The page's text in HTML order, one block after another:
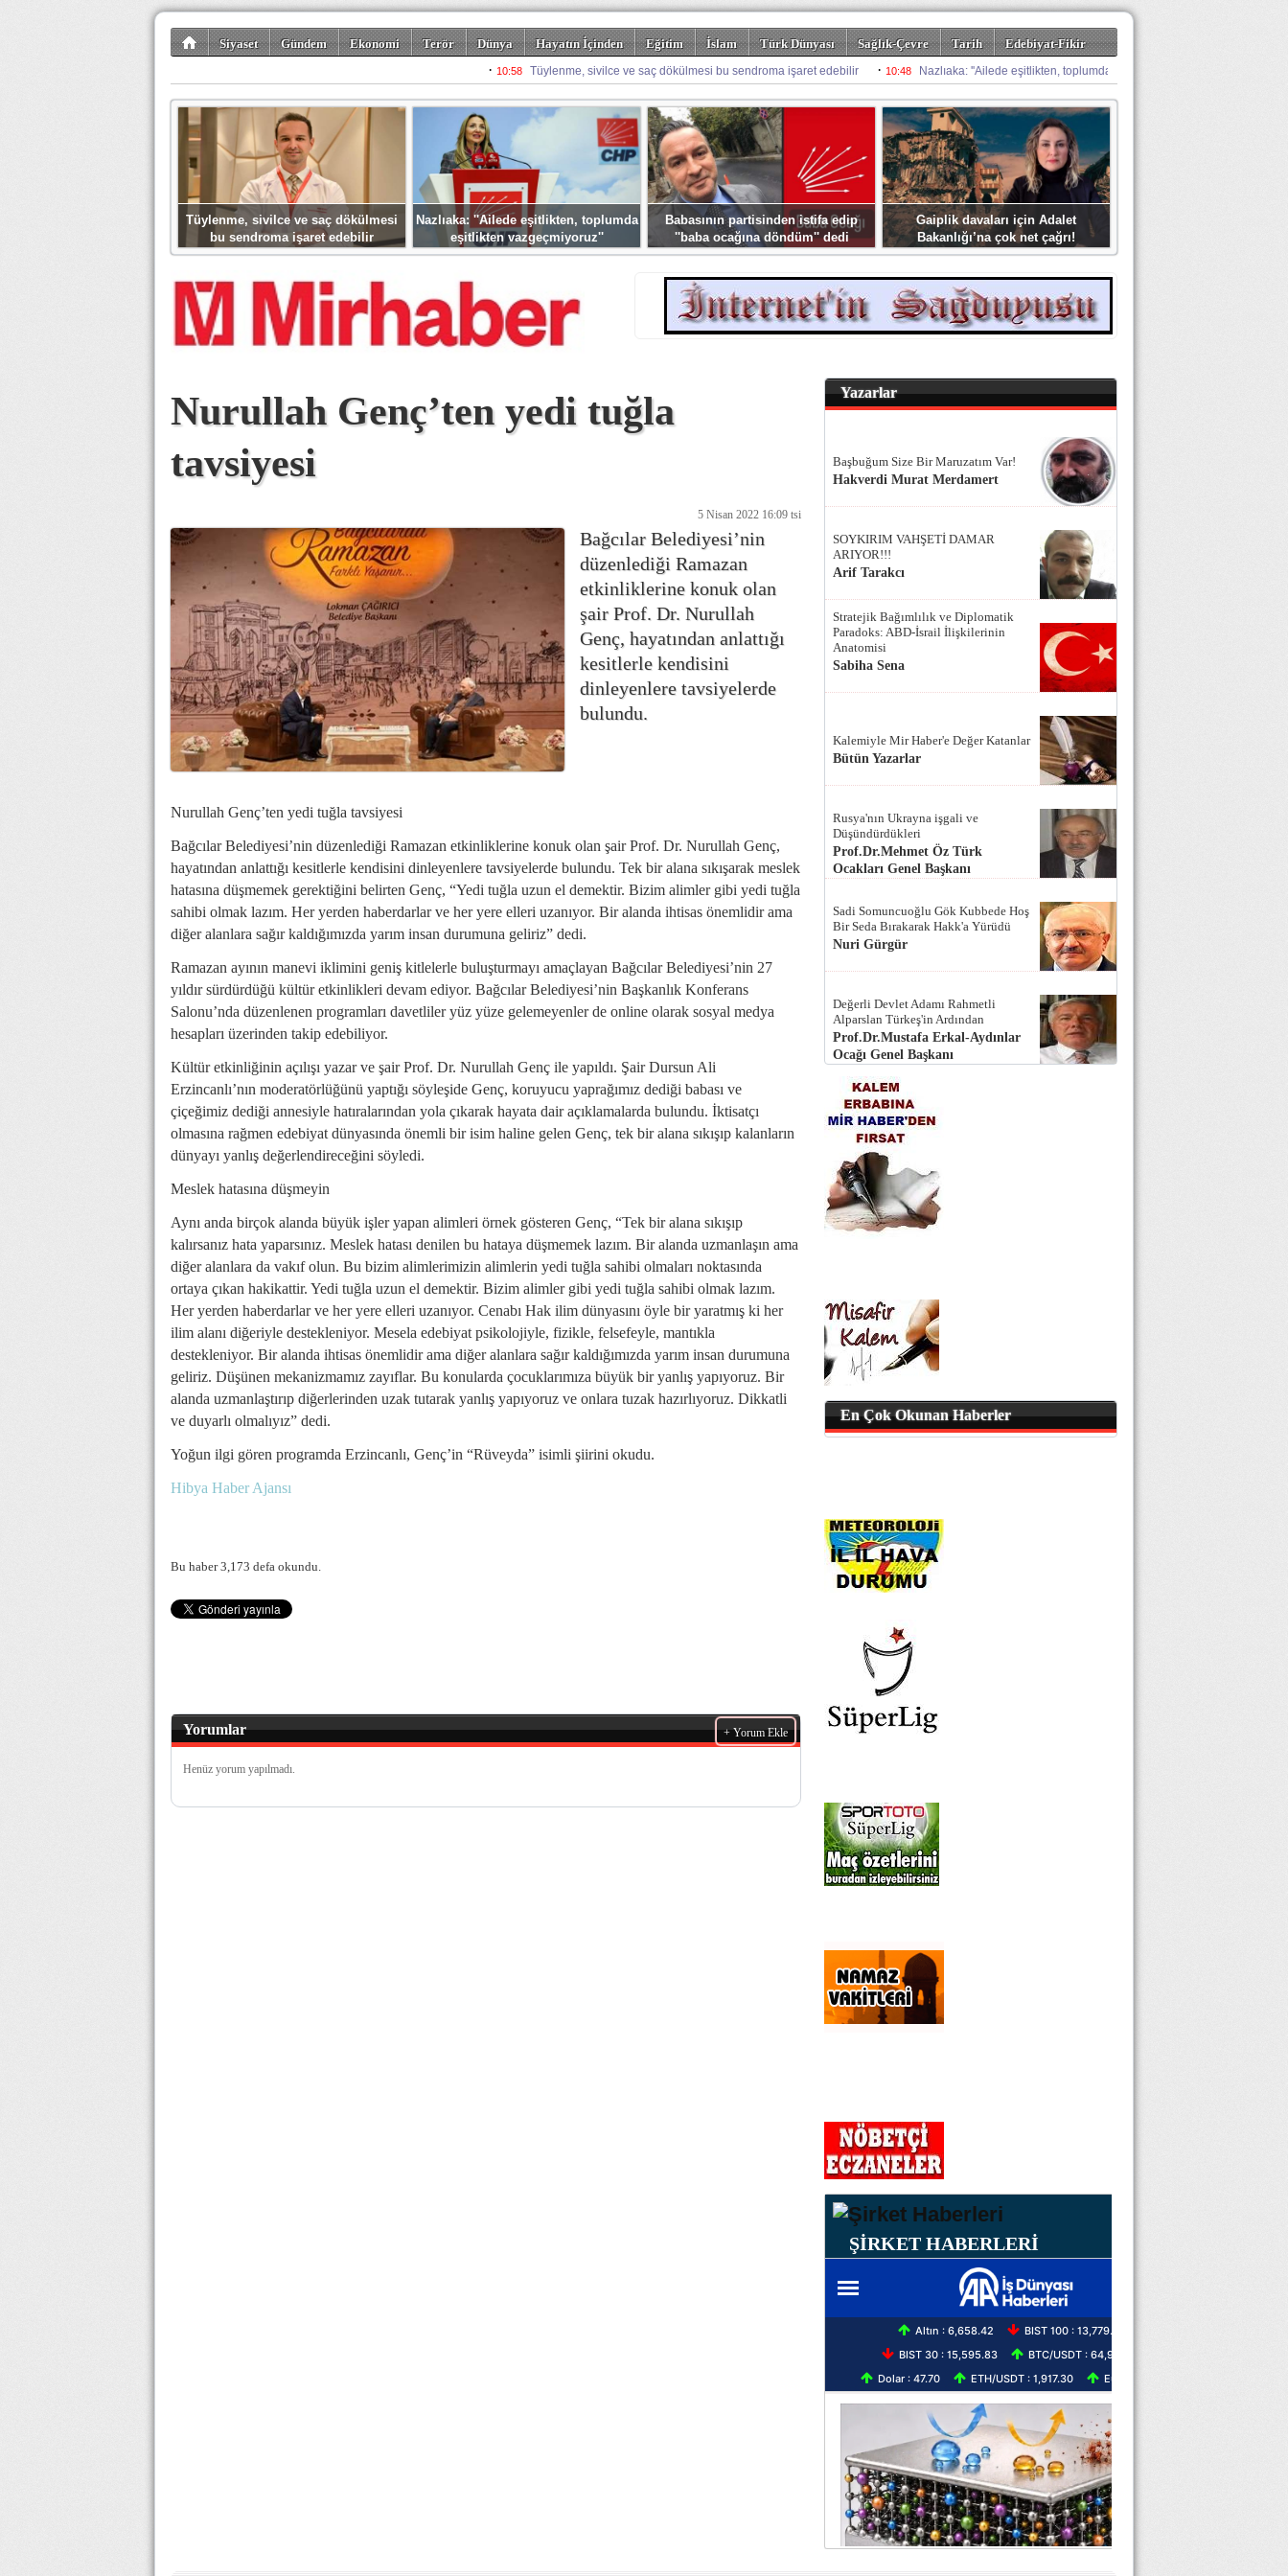
Siyaset Gündem Ekonomi Terör Dünya Hayatın İçinden Eğitim İslam Türk Dünyası Sağlık-Çevre Tarih
Edebiyat-Fikir
Spor Misafir Kalem Foto Galeriler
Tüylenme, sivilce ve saç dökülmesi
bu sendroma işaret edebilir
Nazlıaka: ''Ailede eşitlikten, toplumda
eşitlikten vazgeçmiyoruz''
Babasının partisinden istifa edip
''baba ocağına döndüm'' dedi
Gaiplik davaları için Adalet
Bakanlığı’na çok net çağrı!
Nurullah Genç’ten yedi tuğla
tavsiyesi
5 Nisan 2022 16:09 tsi
Bağcılar Belediyesi’nin
düzenlediği Ramazan
etkinliklerine konuk olan
şair Prof. Dr. Nurullah
Genç, hayatından anlattığı
kesitlerle kendisini
dinleyenlere tavsiyelerde
bulundu.
Nurullah Genç’ten yedi tuğla tavsiyesi
Bağcılar Belediyesi’nin düzenlediği Ramazan etkinliklerine konuk olan şair Prof. Dr. Nurullah Genç,
hayatından anlattığı kesitlerle kendisini dinleyenlere tavsiyelerde bulundu. Tek bir alana sıkışarak meslek
hatasına düşmemek gerektiğini belirten Genç, “Yedi tuğla uzun el demektir. Bizim alimler gibi yedi tuğla
sahibi olmak lazım. Her yerden haberdarlar ve her yere elleri uzanıyor. Bir alanda ihtisas önemlidir ama
diğer alanlara sağır kaldığımızda yarım insan durumuna geliriz” dedi.
Ramazan ayının manevi iklimini geniş kitlelerle buluşturmayı amaçlayan Bağcılar Belediyesi’nin 27
yıldır sürdürdüğü kültür etkinlikleri devam ediyor. Bağcılar Belediyesi’nin Başkanlık Konferans
Salonu’nda düzenlenen programları davetliler yüz yüze gelemeyenler de online olarak sosyal medya
hesapları üzerinden takip edebiliyor.
Kültür etkinliğinin açılışı yazar ve şair Prof. Dr. Nurullah Genç ile yapıldı. Şair Dursun Ali
Erzincanlı’nın moderatörlüğünü yaptığı söyleşide Genç, koruyucu yaprağımız dediği babası ve
çiçeğimiz dediği annesiyle hatıralarından yola çıkarak hayata dair açıklamalarda bulundu. İktisatçı
olmasına rağmen edebiyat dünyasında önemli bir isim haline gelen Genç, tek bir alana sıkışıp kalanların
dünyayı yanlış değerlendireceğini söyledi.
Meslek hatasına düşmeyin
Aynı anda birçok alanda büyük işler yapan alimleri örnek gösteren Genç, “Tek bir alana sıkışıp
kalırsanız hata yaparsınız. Meslek hatası denilen bu hataya düşmemek lazım. Bir alanda uzmanlaşın ama
diğer alanlara da vakıf olun. Bu bizim alimlerimizin alimlerin yedi tuğla sahibi olmaları noktasında
ortaya çıkan hakikattir. Yedi tuğla uzun el demektir. Bizim alimler gibi yedi tuğla sahibi olmak lazım.
Her yerden haberdarlar ve her yere elleri uzanıyor. Cenabı Hak ilim dünyasını öyle bir yaratmış ki her
ilim alanı diğeriyle destekleniyor. Mesela edebiyat psikolojiyle, fizikle, felsefeyle, mantıkla
destekleniyor. Bir alanda ihtisas önemlidir ama diğer alanlara sağır kaldığımızda yarım insan durumuna
geliriz. Düşünen mekanizmamız zayıflar. Bu konularda çocuklarımıza büyük bir yanlış yapıyoruz. Bir
alanda uzmanlaştırıp diğerlerinden uzak tutarak yanlış yapıyoruz ve onlara tuzak hazırlıyoruz. Dikkatli
ve duyarlı olmalıyız” dedi.
Yoğun ilgi gören programda Erzincanlı, Genç’in “Rüveyda” isimli şiirini okudu.
Hibya Haber Ajansı
Bu haber 3,173 defa okundu.
Yorumlar + Yorum Ekle
Henüz yorum yapılmadı.
Yazarlar
Başbuğum Size Bir Maruzatım Var!
Hakverdi Murat Merdamert
SOYKIRIM VAHŞETİ DAMAR
ARIYOR!!!
Arif Tarakcı
Stratejik Bağımlılık ve Diplomatik
Paradoks: ABD-İsrail İlişkilerinin
Anatomisi
Sabiha Sena
Kalemiyle Mir Haber'e Değer Katanlar
Bütün Yazarlar
Rusya'nın Ukrayna işgali ve
Düşündürdükleri
Prof.Dr.Mehmet Öz Türk
Ocakları Genel Başkanı
Sadi Somuncuoğlu Gök Kubbede Hoş
Bir Seda Bırakarak Hakk'a Yürüdü
Nuri Gürgür
Değerli Devlet Adamı Rahmetli
Alparslan Türkeş'in Ardından
Prof.Dr.Mustafa Erkal-Aydınlar
Ocağı Genel Başkanı
En Çok Okunan Haberler
ŞİRKET HABERLERİ